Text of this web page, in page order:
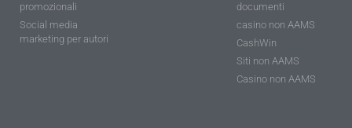
promozionali
Social media
marketing per autori
documenti
casino non AAMS
CashWin
Siti non AAMS
Casino non AAMS